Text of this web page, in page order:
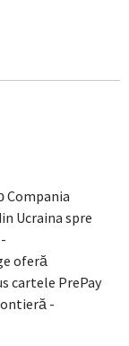
Compania
Ucraina spre
oferă
cartele PrePay
-